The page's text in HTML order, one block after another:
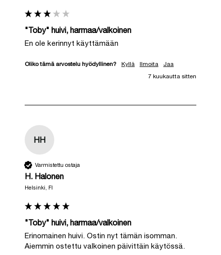
"Toby" huivi, harmaa/valkoinen
En ole kerinnyt käyttämään
Oliko tämä arvostelu hyödyllinen? Kyllä Ilmoita
Jaa
7 kuukautta sitten
HH
Varmistettu ostaja
H. Halonen
Helsinki, FI
"Toby" huivi, harmaa/valkoinen
Erinomainen huivi. Ostin nyt tämän isomman.
Aiemmin ostettu valkoinen päivittäin käytössä.